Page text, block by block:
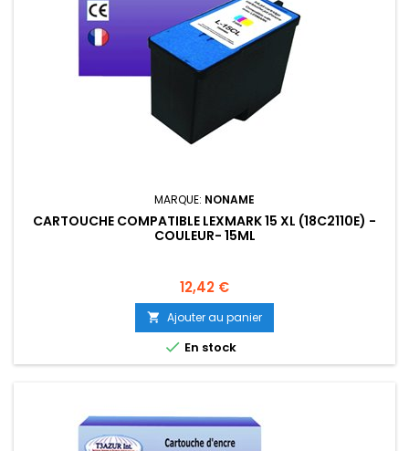
MARQUE: NONAME
CARTOUCHE COMPATIBLE LEXMARK 15 XL (18C2110E) -
COULEUR- 15ML
Prix
12,42 €
 Ajouter au panier
 En stock